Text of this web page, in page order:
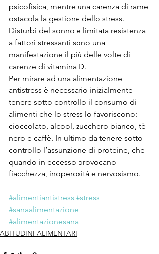
psicofisica, mentre una carenza di rame
ostacola la gestione dello stress.
Disturbi del sonno e limitata resistenza
a fattori stressanti sono una
manifestazione il più delle volte di
carenze di vitamina D.
Per mirare ad una alimentazione
antistress è necessario inizialmente
tenere sotto controllo il consumo di
alimenti che lo stress lo favoriscono:
cioccolato, alcool, zucchero bianco, tè
nero e caffè. In ultimo da tenere sotto
controllo l’assunzione di proteine, che
quando in eccesso provocano
fiacchezza, inoperosità e nervosismo.
#alimentiantistress #stress
#sanaalimentazione
#alimentazionesana
ABITUDINI ALIMENTARI